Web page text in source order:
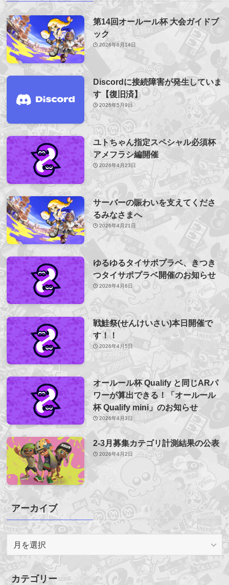
第14回オールール杯 大会ガイドブ
ック
2026年6月14日
Discordに接続障害が発生していま
す【復旧済】
2026年5月9日
ユトちゃん指定スペシャル必須杯
アメフラシ編開催
2026年4月23日
サーバーの賑わいを支えてくださ
るみなさまへ
2026年4月21日
ゆるゆるタイサポプラベ、きつき
つタイサポプラベ開催のお知らせ
2026年4月6日
戦鮭祭(せんけいさい)本日開催で
す！！
2026年4月5日
オールール杯 Qualify と同じARパ
ワーが算出できる！「オールール
杯 Qualify mini」のお知らせ
2026年4月3日
2-3月募集カテゴリ計測結果の公表
2026年4月2日
アーカイブ
カ
イカテゴリー